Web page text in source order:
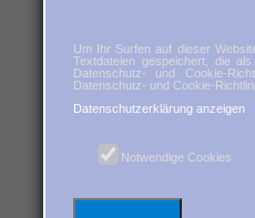
Um Ihr Surfen auf dieser
Textdateien gespeichert, die
Datenschutz- und Cookie-
Datenschutz- und Cookie-
Datenschutzerklärung anzeigen
Notwendige Cookies